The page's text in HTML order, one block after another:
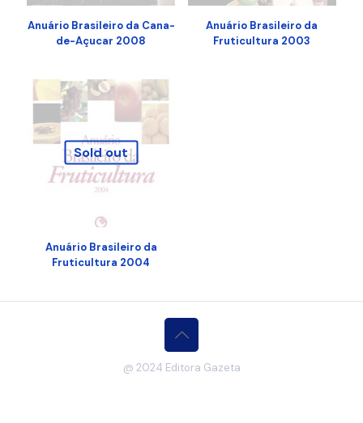
Anuário Brasileiro da Cana-
de-Açucar 2008
Anuário Brasileiro da
Fruticultura 2003
Sold out
Anuário Brasileiro da
Fruticultura 2004
@ 2024 Editora Gazeta